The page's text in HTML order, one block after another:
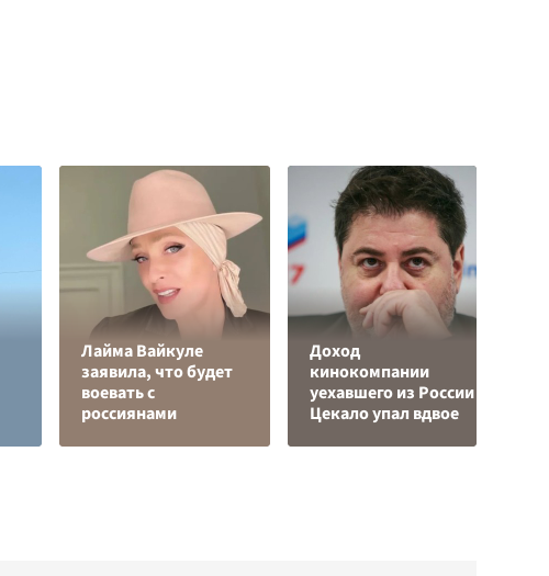
Лайма Вайкуле
заявила, что будет
воевать с
россиянами
Доход
кинокомпании
уехавшего из России
Цекало упал вдвое